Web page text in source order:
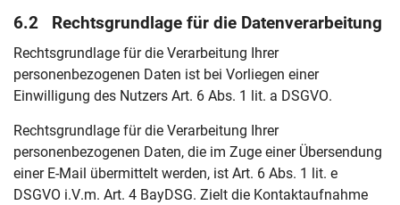
6.2 Rechtsgrundlage für die Datenverarbeitung
Rechtsgrundlage für die Verarbeitung Ihrer
personenbezogenen Daten ist bei Vorliegen einer
Einwilligung des Nutzers Art. 6 Abs. 1 lit. a DSGVO.
Rechtsgrundlage für die Verarbeitung Ihrer
personenbezogenen Daten, die im Zuge einer Übersendung
einer E-Mail übermittelt werden, ist Art. 6 Abs. 1 lit. e
DSGVO i.V.m. Art. 4 BayDSG. Zielt die Kontaktaufnahme